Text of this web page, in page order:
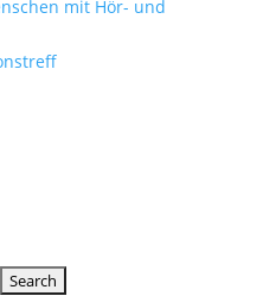
mit Hör- und